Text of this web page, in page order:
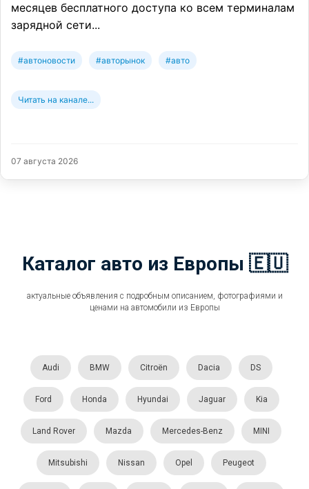
месяцев бесплатного доступа ко всем терминалам
зарядной сети...
#автоновости #авторынок #авто
Читать на канале...
07 августа 2026
Каталог авто из Европы 🇪🇺
актуальные объявления с подробным описанием, фотографиями и
ценами на автомобили из Европы
Audi BMW Citroën Dacia DS
Ford Honda Hyundai Jaguar Kia
Land Rover Mazda Mercedes-Benz MINI
Mitsubishi Nissan Opel Peugeot